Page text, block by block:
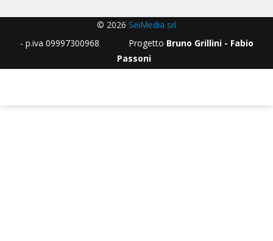
© 2026 SeiMedia srl
- p.iva 09997300968 Progetto Bruno Grillini - Fabio
Passoni